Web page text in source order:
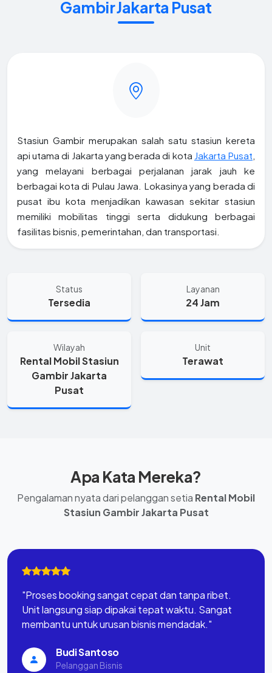
Gambir Jakarta Pusat
Stasiun Gambir merupakan salah satu stasiun kereta
api utama di Jakarta yang berada di kota Jakarta Pusat
yang melayani berbagai perjalanan jarak jauh ke
berbagai kota di Pulau Jawa. Lokasinya yang berada di
pusat ibu kota menjadikan kawasan sekitar stasiun
memiliki mobilitas tinggi serta didukung berbagai
fasilitas bisnis, pemerintahan, dan transportasi.
Status
Tersedia
Layanan
24 Jam
Wilayah
Rental Mobil Stasiun
Gambir Jakarta
Pusat
Unit
Terawat
Apa Kata Mereka?
Pengalaman nyata dari pelanggan setia Rental Mobil
Stasiun Gambir Jakarta Pusat
"Proses booking sangat cepat dan tanpa ribet.
Unit langsung siap dipakai tepat waktu. Sangat
membantu untuk urusan bisnis mendadak."
Budi Santoso
Pelanggan Bisnis